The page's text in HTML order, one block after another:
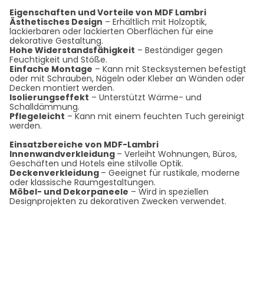
Eigenschaften und Vorteile von MDF Lambri
Ästhetisches Design – Erhältlich mit Holzoptik,
lackierbaren oder lackierten Oberflächen für eine
dekorative Gestaltung.
Hohe Widerstandsfähigkeit – Beständiger gegen
Feuchtigkeit und Stöße.
Einfache Montage – Kann mit Stecksystemen befestigt
oder mit Schrauben, Nägeln oder Kleber an Wänden oder
Decken montiert werden.
Isolierungseffekt – Unterstützt Wärme- und
Schalldämmung.
Pflegeleicht – Kann mit einem feuchten Tuch gereinigt
werden.
Einsatzbereiche von MDF-Lambri
Innenwandverkleidung – Verleiht Wohnungen, Büros,
Geschäften und Hotels eine stilvolle Optik.
Deckenverkleidung – Geeignet für rustikale, moderne
oder klassische Raumgestaltungen.
Möbel- und Dekorpaneele – Wird in speziellen
Designprojekten zu dekorativen Zwecken verwendet.